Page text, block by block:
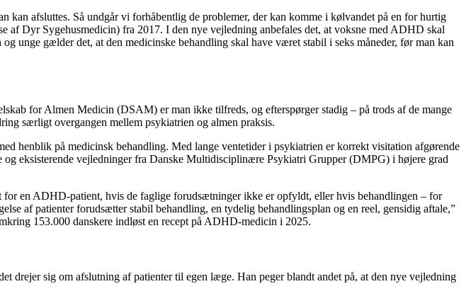
kan afsluttes. Så undgår vi forhåbentlig de problemer, der kan komme i kølvandet på en for hurtig
Dyr Sygehusmedicin) fra 2017. I den nye vejledning anbefales det, at voksne med ADHD skal
unge gælder det, at den medicinske behandling skal have været stabil i seks måneder, før man kan
for Almen Medicin (DSAM) er man ikke tilfreds, og efterspørger stadig – på trods af de mange
særligt overgangen mellem psykiatrien og almen praksis.
henblik på medicinsk behandling. Med lange ventetider i psykiatrien er korrekt visitation afgørende
og eksisterende vejledninger fra Danske Multidisciplinære Psykiatri Grupper (DMPG) i højere grad
for en ADHD-patient, hvis de faglige forudsætninger ikke er opfyldt, eller hvis behandlingen – for
af patienter forudsætter stabil behandling, en tydelig behandlingsplan og en reel, gensidig aftale,”
153.000 danskere indløst en recept på ADHD-medicin i 2025.
sig om afslutning af patienter til egen læge. Han peger blandt andet på, at den nye vejledning